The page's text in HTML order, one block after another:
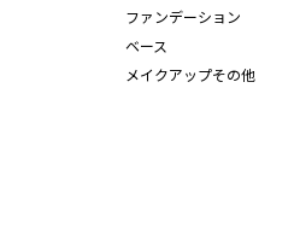
ファンデーション
ベース
メイクアップその他